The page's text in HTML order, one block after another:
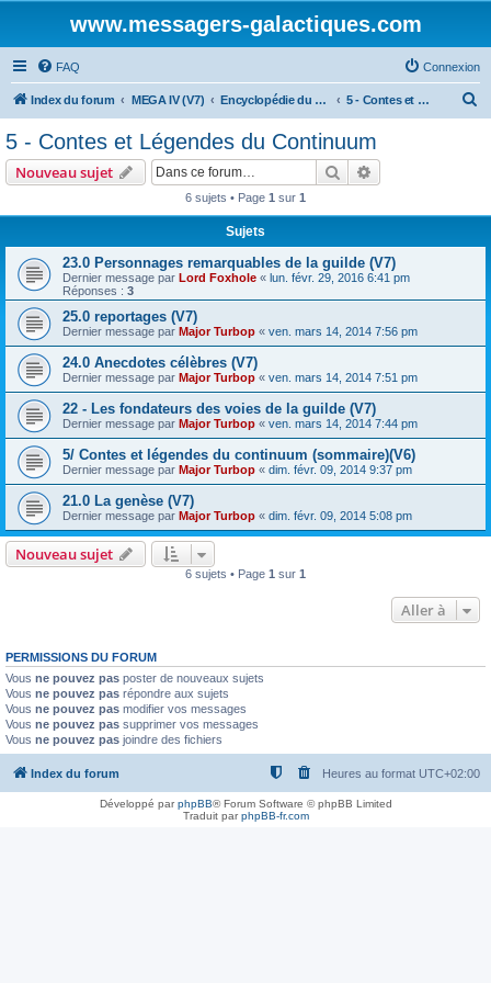
www.messagers-galactiques.com
FAQ Connexion
Index du forum MEGA IV (V7) Encyclopédie du Messager Galactique (V7) 5 - Contes et Légendes du Continuum
5 - Contes et Légendes du Continuum
Nouveau sujet Rechercher
6 sujets • Page 1 sur 1
Sujets
23.0 Personnages remarquables de la guilde (V7)
Dernier message par Lord Foxhole « lun. févr. 29, 2016 6:41 pm
Réponses : 3
25.0 reportages (V7)
Dernier message par Major Turbop « ven. mars 14, 2014 7:56 pm
24.0 Anecdotes célèbres (V7)
Dernier message par Major Turbop « ven. mars 14, 2014 7:51 pm
22 - Les fondateurs des voies de la guilde (V7)
Dernier message par Major Turbop « ven. mars 14, 2014 7:44 pm
5/ Contes et légendes du continuum (sommaire)(V6)
Dernier message par Major Turbop « dim. févr. 09, 2014 9:37 pm
21.0 La genèse (V7)
Dernier message par Major Turbop « dim. févr. 09, 2014 5:08 pm
Nouveau sujet
6 sujets • Page 1 sur 1
Aller à
PERMISSIONS DU FORUM
Vous ne pouvez pas poster de nouveaux sujets
Vous ne pouvez pas répondre aux sujets
Vous ne pouvez pas modifier vos messages
Vous ne pouvez pas supprimer vos messages
Vous ne pouvez pas joindre des fichiers
Index du forum Heures au format UTC+02:00
Développé parphpBB® Forum Software © phpBB Limited
Traduit parphpBB-fr.com